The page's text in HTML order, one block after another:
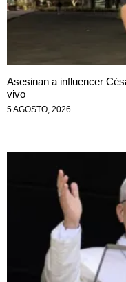
Asesinan a influencer
vivo
5 AGOSTO, 2026